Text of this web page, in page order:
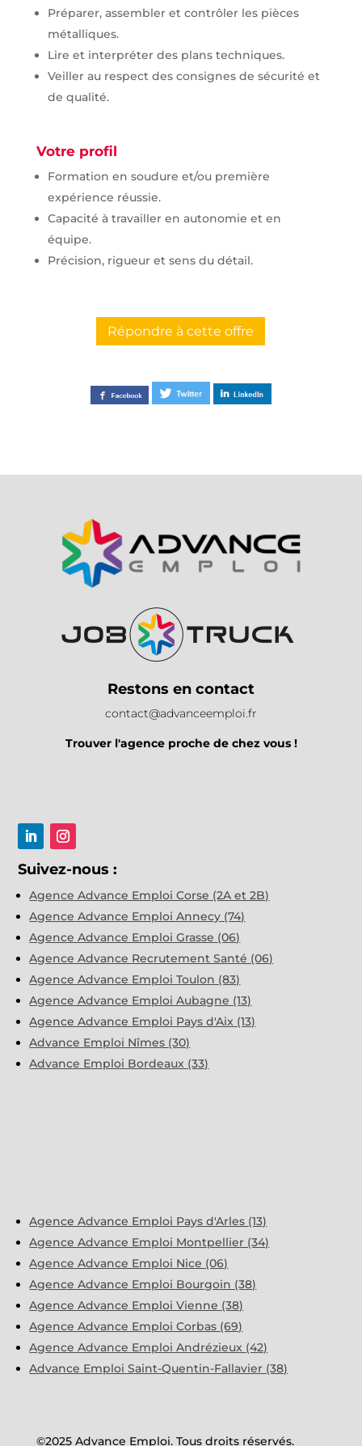
Préparer, assembler et contrôler les pièces
métalliques.
Lire et interpréter des plans techniques.
Veiller au respect des consignes de sécurité et
de qualité.
Votre profil
Formation en soudure et/ou première
expérience réussie.
Capacité à travailler en autonomie et en
équipe.
Précision, rigueur et sens du détail.
Répondre à cette offre
Restons en contact
contact@advanceemploi.fr
Trouver l'agence proche de chez vous !
Suivez-nous :
Agence Advance Emploi Corse (2A et 2B)
Agence Advance Emploi Annecy (74)
Agence Advance Emploi Grasse (06)
Agence Advance Recrutement Santé (06)
Agence Advance Emploi Toulon (83)
Agence Advance Emploi Aubagne (13)
Agence Advance Emploi Pays d'Aix (13)
Advance Emploi Nîmes (30)
Advance Emploi Bordeaux (33)
Agence Advance Emploi Pays d'Arles (13)
Agence Advance Emploi Montpellier (34)
Agence Advance Emploi Nice (06)
Agence Advance Emploi Bourgoin (38)
Agence Advance Emploi Vienne (38)
Agence Advance Emploi Corbas (69)
Agence Advance Emploi Andrézieux (42)
Advance Emploi Saint-Quentin-Fallavier (38)
©2025 Advance Emploi. Tous droits réservés.